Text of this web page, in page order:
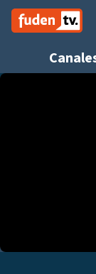
Saltar
contenido